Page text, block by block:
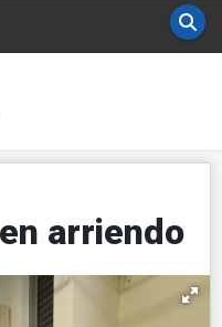
arriendo